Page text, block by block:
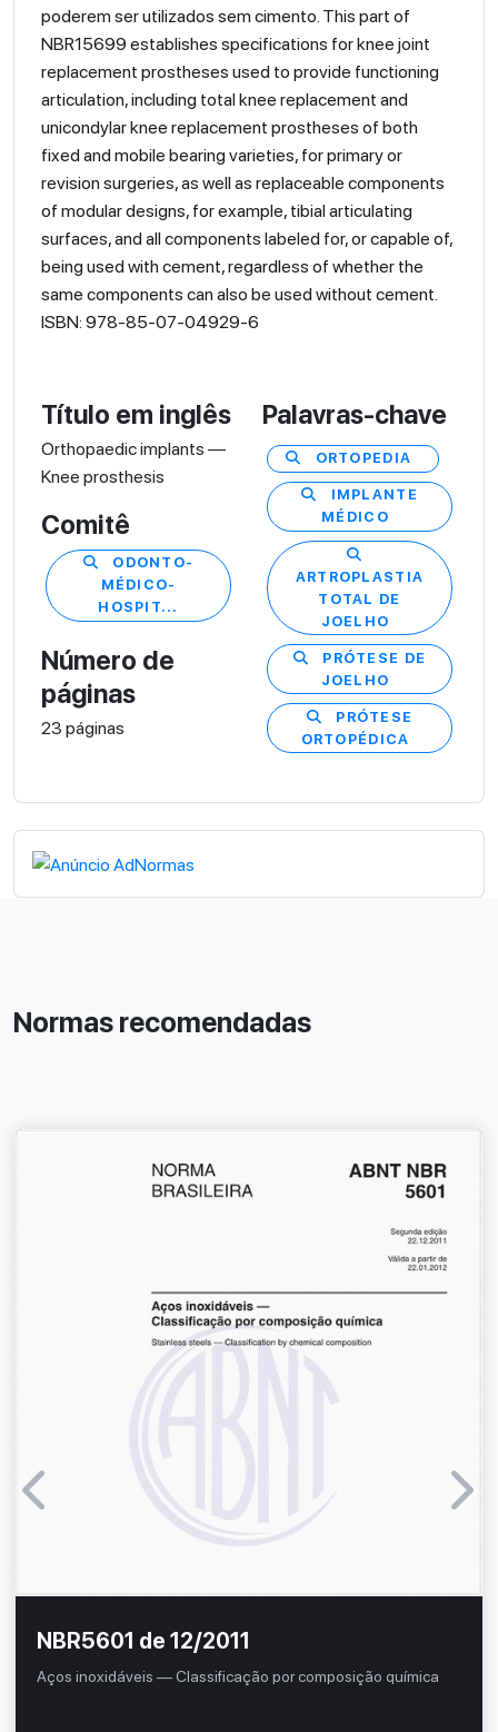
poderem ser utilizados sem cimento. This part of
NBR15699 establishes specifications for knee joint
replacement prostheses used to provide functioning
articulation, including total knee replacement and
unicondylar knee replacement prostheses of both
fixed and mobile bearing varieties, for primary or
revision surgeries, as well as replaceable components
of modular designs, for example, tibial articulating
surfaces, and all components labeled for, or capable of,
being used with cement, regardless of whether the
same components can also be used without cement.
ISBN: 978-85-07-04929-6
Título em inglês
Orthopaedic implants —
Knee prosthesis
Comitê
ODONTO-
MÉDICO-
HOSPIT...
Número de
páginas
23 páginas
Palavras-chave
ORTOPEDIA
IMPLANTE
MÉDICO
ARTROPLASTIA
TOTAL DE
JOELHO
PRÓTESE DE
JOELHO
PRÓTESE
ORTOPÉDICA
Normas recomendadas
NBR5601 de 12/2011
Aços inoxidáveis — Classificação por composição química